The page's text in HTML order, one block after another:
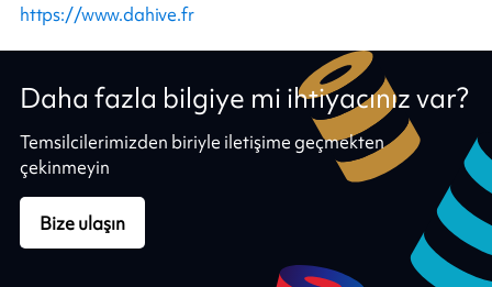
https://www.dahive.fr
Daha fazla bilgiye mi ihtiyacınız var?
Temsilcilerimizden biriyle iletişime geçmekten
çekinmeyin
Bize ulaşın